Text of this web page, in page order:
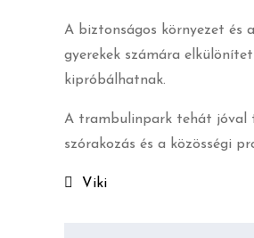
A biztonságos környezet és
gyerekek számára
kipróbálhatnak.
A trambulinpark tehát jóval
szórakozás és a közösségi
Viki